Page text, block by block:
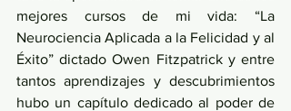
mejores cursos de mi vida: “La
Neurociencia Aplicada a la Felicidad y al
Éxito” dictado Owen Fitzpatrick y entre
tantos aprendizajes y descubrimientos
hubo un capítulo dedicado al poder de